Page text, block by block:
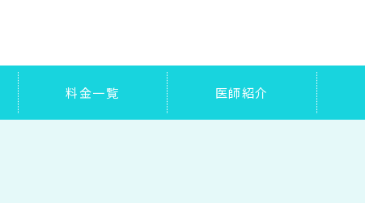
料金一覧 医師紹介